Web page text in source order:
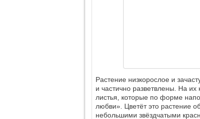
Растение низкорослое и
и частично разветвлены. На
листья, которые по форме
любви». Цветёт это растение
небольшими звёздчатыми